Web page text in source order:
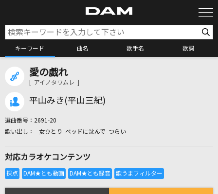
キーワード 曲名 歌手名 歌詞
カラオケ店舗検索
全国りれき
愛の戯れ
[ アイノタワムレ ]
平山みき(平山三紀)
選曲番号： 2691-20
女ひとり ベッドに沈んで つらい
対応カラオケコンテンツ